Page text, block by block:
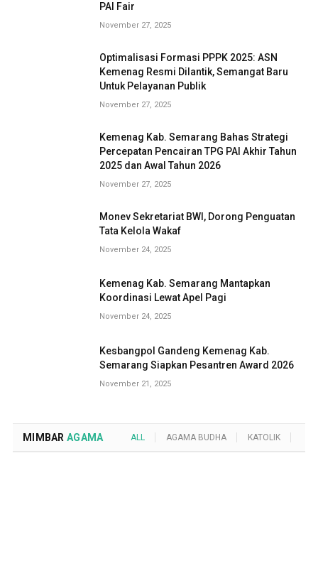
PAI Fair
November 27, 2025
Optimalisasi Formasi PPPK 2025: ASN
Kemenag Resmi Dilantik, Semangat Baru
Untuk Pelayanan Publik
November 27, 2025
Kemenag Kab. Semarang Bahas Strategi
Percepatan Pencairan TPG PAI Akhir Tahun
2025 dan Awal Tahun 2026
November 27, 2025
Monev Sekretariat BWI, Dorong Penguatan
Tata Kelola Wakaf
November 24, 2025
Kemenag Kab. Semarang Mantapkan
Koordinasi Lewat Apel Pagi
November 24, 2025
Kesbangpol Gandeng Kemenag Kab.
Semarang Siapkan Pesantren Award 2026
November 21, 2025
MIMBAR AGAMA ALL AGAMA BUDHA KATOLIK